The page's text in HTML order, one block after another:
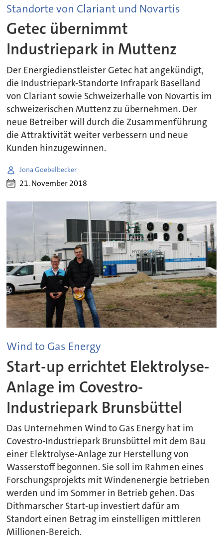
Standorte von Clariant und Novartis
Getec übernimmt
Industriepark in Muttenz
Der Energiedienstleister Getec hat angekündigt,
die Industriepark-Standorte Infrapark Baselland
von Clariant sowie Schweizerhalle von Novartis im
schweizerischen Muttenz zu übernehmen. Der
neue Betreiber will durch die Zusammenführung
die Attraktivität weiter verbessern und neue
Kunden hinzugewinnen.
Jona Goebelbecker
21. November 2018
Wind to Gas Energy
Start-up errichtet Elektrolyse-
Anlage im Covestro-
Industriepark Brunsbüttel
Das Unternehmen Wind to Gas Energy hat im
Covestro-Industriepark Brunsbüttel mit dem Bau
einer Elektrolyse-Anlage zur Herstellung von
Wasserstoff begonnen. Sie soll im Rahmen eines
Forschungsprojekts mit Windenenergie betrieben
werden und im Sommer in Betrieb gehen. Das
Dithmarscher Start-up investiert dafür am
Standort einen Betrag im einstelligen mittleren
Millionen-Bereich.